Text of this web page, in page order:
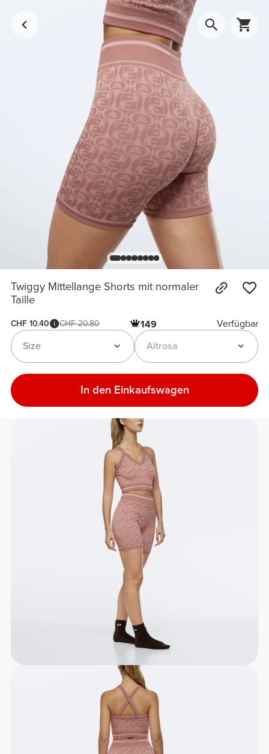
Twiggy Mittellange Shorts mit normaler
Taille
CHF 10.40 CHF 20.80 149
Verfügbar
Altrosa
Size
In den Einkaufswagen